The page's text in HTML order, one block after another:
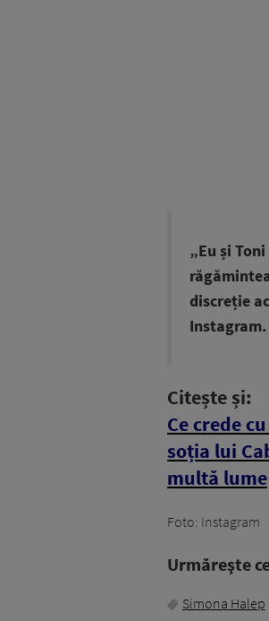
„Eu și
discreție
Instagram.
Citește și:
Ce crede
soția lui
multă lume
Foto: Instagram
Urmăreşte
Simona Halep